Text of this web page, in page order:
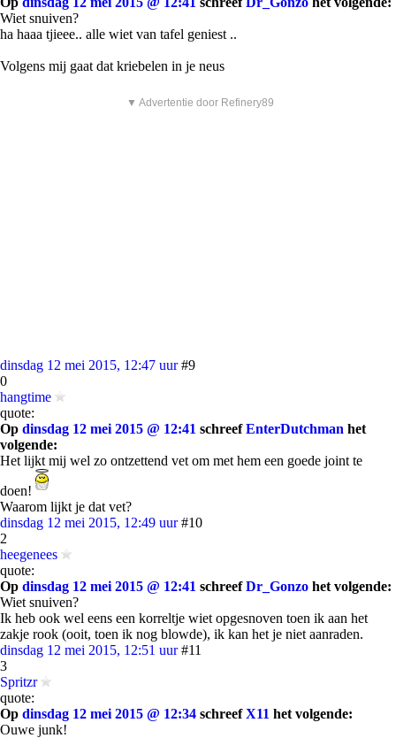
Wiet snuiven?
ha haaa tjieee.. alle wiet van tafel geniest ..
Volgens mij gaat dat kriebelen in je neus
▼ Advertentie door Refinery89
dinsdag 12 mei 2015, 12:47 uur #9
0
hangtime
quote:
Op dinsdag 12 mei 2015 @ 12:41 schreefEnterDutchman het
volgende:
Het lijkt mij wel zo ontzettend vet om met hem een goede joint te
doen!
Waarom lijkt je dat vet?
dinsdag 12 mei 2015, 12:49 uur #10
2
heegenees
quote:
Op dinsdag 12 mei 2015 @ 12:41 schreefDr_Gonzo het volgende:
Wiet snuiven?
Ik heb ook wel eens een korreltje wiet opgesnoven toen ik aan het
zakje rook (ooit, toen ik nog blowde), ik kan het je niet aanraden.
dinsdag 12 mei 2015, 12:51 uur #11
3
Spritzr
quote:
Op dinsdag 12 mei 2015 @ 12:34 schreefX11 het volgende:
Ouwe junk!